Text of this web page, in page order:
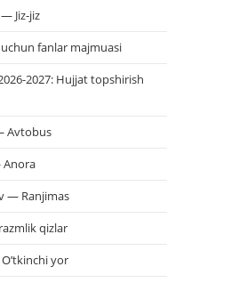
Jiz-jiz
uchun fanlar majmuasi
2027: Hujjat topshirish
Avtobus
— Ranjimas
qizlar
yor